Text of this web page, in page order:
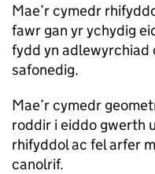
Mae’r cymedr
fawr gan yr ychydig
fydd yn
safonedig.
Mae’r cymedr
roddir i eiddo gwerth
rhifyddol ac fel arfer
canolrif.